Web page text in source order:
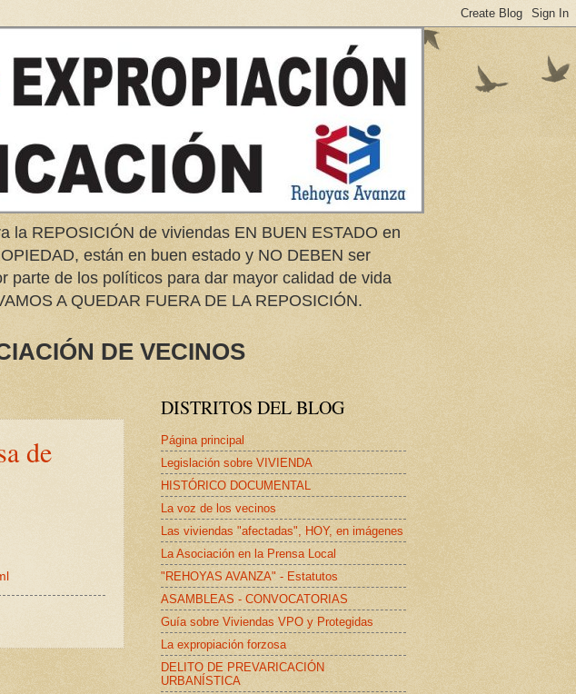
la REPOSICIÓN de viviendas EN BUEN ESTADO en
están en buen estado y NO DEBEN ser
parte de los políticos para dar mayor calidad de vida
A QUEDAR FUERA DE LA REPOSICIÓN.
DE VECINOS
de
DISTRITOS DEL BLOG
Página principal
Legislación sobre VIVIENDA
HISTÓRICO DOCUMENTAL
La voz de los vecinos
Las viviendas "afectadas", HOY, en imágenes
La Asociación en la Prensa Local
"REHOYAS AVANZA" - Estatutos
ASAMBLEAS - CONVOCATORIAS
Guía sobre Viviendas VPO y Protegidas
La expropiación forzosa
DELITO DE PREVARICACIÓN
URBANÍSTICA